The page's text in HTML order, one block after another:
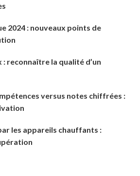
2024 : nouveaux points de
reconnaître la qualité d’un
versus notes chiffrées :
les appareils chauffants :